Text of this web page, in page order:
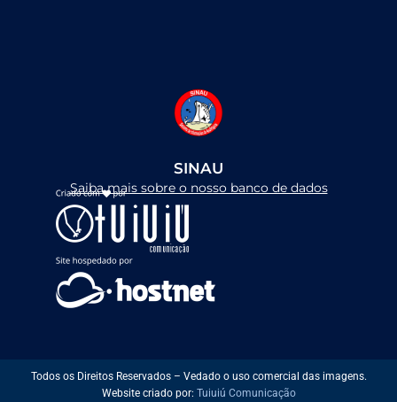
g
r
m
SINAU
Saiba mais sobre o nosso banco de dados
Todos os Direitos Reservados – Vedado o uso comercial das imagens.
Website criado por: Tuiuiú Comunicação